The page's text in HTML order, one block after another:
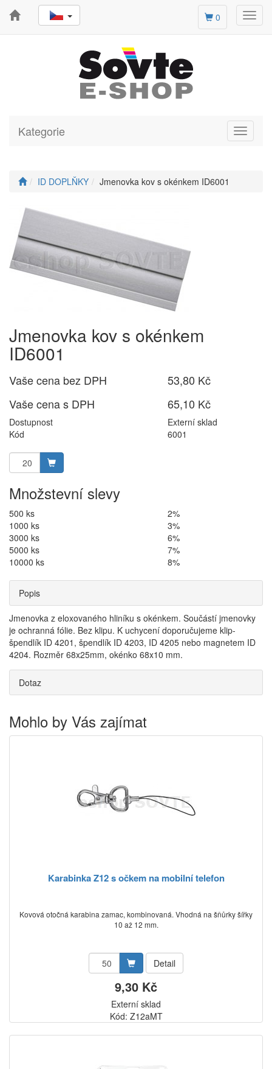
0
Toggle
Kategorie
ID DOPLŇKY Jmenovka kov s okénkem ID6001
Jmenovka kov s okénkem
ID6001
Vaše cena bez DPH
53,80 Kč
Vaše cena s DPH
65,10 Kč
Dostupnost
Externí sklad
Kód
6001
Množstevní slevy
500 ks
2%
1000 ks
3%
3000 ks
6%
5000 ks
7%
10000 ks
8%
Popis
Jmenovka z eloxovaného hliníku s okénkem. Součástí jmenovky
je ochranná fólie. Bez klipu. K uchycení doporučujeme klip-
špendlík ID 4201, špendlík ID 4203, ID 4205 nebo magnetem ID
4204. Rozměr 68x25mm, okénko 68x10 mm.
Dotaz
Mohlo by Vás zajímat
Karabinka Z12 s očkem na mobilní telefon
Kovová otočná karabina zamac, kombinovaná. Vhodná na šňůrky šířky
10 až 12 mm.
Detail
9,30 Kč
Externí sklad
Kód: Z12aMT